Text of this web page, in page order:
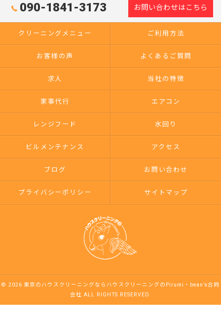
090-1841-3173 お問い合わせはこちら
クリーニングメニュー ご利用方法
お客様の声 よくあるご質問
求人 当社の特徴
家事代行 エアコン
レンジフード 水回り
ビルメンテナンス アクセス
ブログ お問い合わせ
プライバシーポリシー サイトマップ
© 2026 東京のハウスクリーニングならハウスクリーニングのPirumi・bean’s合同
会社 ALL RIGHTS RESERVED.